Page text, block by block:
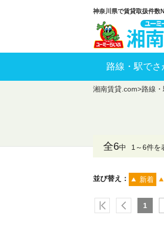
神奈川県で賃貸取扱件数
路線・駅でさ
湘南賃貸.com>路線
全6中 1～6件を
1
並び替え： 新着